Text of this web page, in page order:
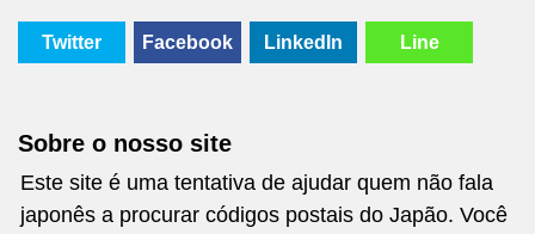
Twitter Facebook LinkedIn Line
Sobre o nosso site
Este site é uma tentativa de ajudar quem não fala
japonês a procurar códigos postais do Japão. Você